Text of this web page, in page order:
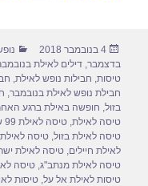
e
b
o
o
k
o
d
o
n
פורסם
בתאריך
4 בנובמבר 2018
בדצמבר,דילים לאילת
טיסות, חבילות נופש לאילת,
חבילת נופש לאילת בנובמבר,
בזול, חופשה באילת ברגע
טיסה לאילת,טיסה לאילת 99 ש"ח
טיסה לאילת בזול,טיסה
לאילת חיילים,טיסה לאילת
טיסה לאילת מנתב"ג,טיסה
טיסות לאילת אל על,טיסות